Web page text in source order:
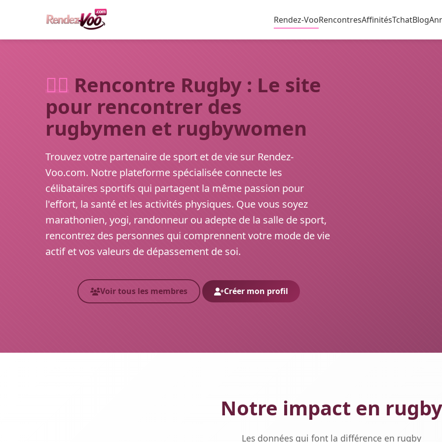
Rendez-VooRencontresAffinitésTchatBlog
🏃‍♂️ Rencontre Rugby : Le site
pour rencontrer des
rugbymen et rugbywomen
Trouvez votre partenaire de sport et de vie sur Rendez-
Voo.com. Notre plateforme spécialisée connecte les
célibataires sportifs qui partagent la même passion pour
l'effort, la santé et les activités physiques. Que vous soyez
marathonien, yogi, randonneur ou adepte de la salle de sport,
rencontrez des personnes qui comprennent votre mode de vie
actif et vos valeurs de dépassement de soi.
Voir tous les membres Créer mon profil
Notre impact en rugby
Les données qui font la différence en rugby